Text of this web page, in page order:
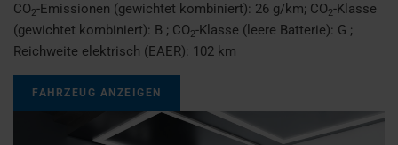
CO2-Emissionen (gewichtet kombiniert): 26 g/km; CO2-Klasse
(gewichtet kombiniert): B ; CO2-Klasse (leere Batterie): G ;
Reichweite elektrisch (EAER): 102 km
FAHRZEUG ANZEIGEN